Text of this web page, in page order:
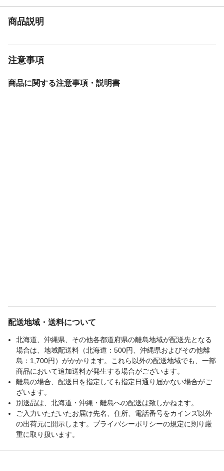
商品説明
注意事項
商品に関する注意事項・説明書
配送地域・送料について
北海道、沖縄県、その他各都道府県の離島地域が配送先となる
場合は、地域配送料（北海道：500円、沖縄県およびその他離
島：1,700円）がかかります。これら以外の配送地域でも、一部
商品において追加送料が発生する場合がございます。
離島の場合、配送日を指定しても指定日通り届かない場合がご
ざいます。
別送品は、北海道・沖縄・離島への配送は致しかねます。
ご入力いただいたお届け先名、住所、電話番号をカインズ以外
の出荷元に開示します。プライバシーポリシーの規定に則り厳
重に取り扱います。